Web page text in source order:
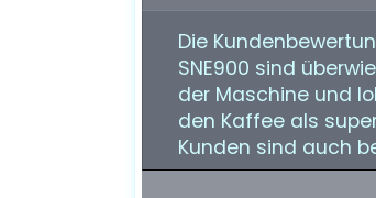
Die
SNE900 sind
der Maschine und
den Kaffee als
Kunden sind auch